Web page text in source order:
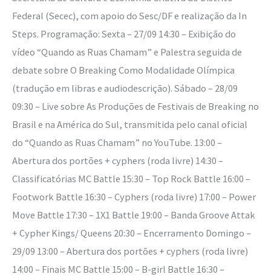
Federal (Secec), com apoio do Sesc/DF e realização da In
Steps. Programação: Sexta – 27/09 14:30 – Exibição do
vídeo “Quando as Ruas Chamam” e Palestra seguida de
debate sobre O Breaking Como Modalidade Olímpica
(tradução em libras e audiodescrição). Sábado – 28/09
09:30 – Live sobre As Produções de Festivais de Breaking no
Brasil e na América do Sul, transmitida pelo canal oficial
do “Quando as Ruas Chamam” no YouTube. 13:00 –
Abertura dos portões + cyphers (roda livre) 14:30 –
Classificatórias MC Battle 15:30 – Top Rock Battle 16:00 –
Footwork Battle 16:30 – Cyphers (roda livre) 17:00 – Power
Move Battle 17:30 – 1X1 Battle 19:00 – Banda Groove Attak
+ Cypher Kings/ Queens 20:30 – Encerramento Domingo –
29/09 13:00 – Abertura dos portões + cyphers (roda livre)
14:00 – Finais MC Battle 15:00 – B-girl Battle 16:30 –